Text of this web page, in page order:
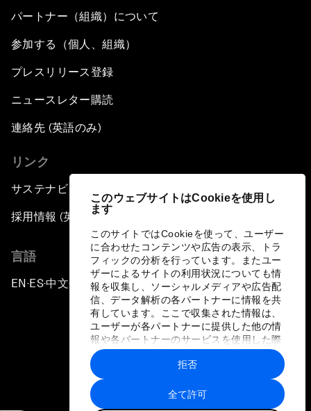
このウェブサイトはCookieを使用し
ます
このサイトではCookieを使って、ユーザー
に合わせたコンテンツや広告の表示、トラ
フィックの分析を行っています。またユー
ザーによるサイトの利用状況についても情
報を収集し、ソーシャルメディアや広告配
信、データ解析の各パートナーに情報を共
有しています。ここで収集された情報は、
ユーザーが各パートナーに提供した他の情
報や各パートナーのサービスを使用した際
に収集された情報と組み合わされ、各パー
トナーによって使用されることがありま
す。
全て許可
拒否
パートナー（組織）について
参加する（個人、組織）
プレスリリース登録
ニュースレター購読
連絡先 (英語のみ)
リンク
サステナビリティへの取り組み
採用情報 (英語のみ)
言語
EN ▪ES▪中文▪ 日本語
プライバシーポリシーと利用規約
サイトマップ